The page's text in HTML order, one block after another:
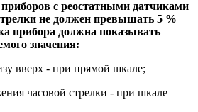
с реостатными датчиками
не должен превышать 5 %
прибора должна показывать
значения:
вверх - при прямой шкале;
часовой стрелки - при шкале